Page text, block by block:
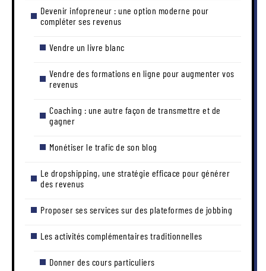
Devenir infopreneur : une option moderne pour
compléter ses revenus
Vendre un livre blanc
Vendre des formations en ligne pour augmenter vos
revenus
Coaching : une autre façon de transmettre et de
gagner
Monétiser le trafic de son blog
Le dropshipping, une stratégie efficace pour générer
des revenus
Proposer ses services sur des plateformes de jobbing
Les activités complémentaires traditionnelles
Donner des cours particuliers